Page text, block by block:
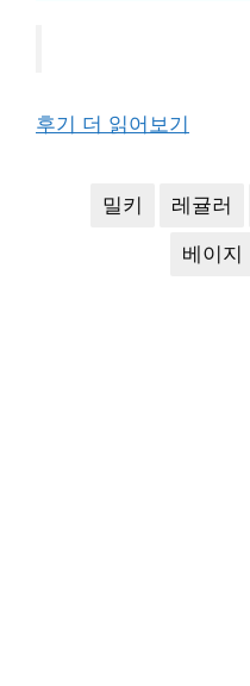
후기 더 읽어보기
밀키 레귤러
베이지